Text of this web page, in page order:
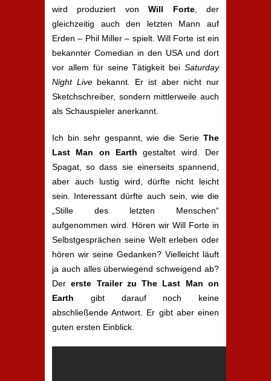
wird produziert vonWill Forte, der
gleichzeitig auch den letzten Mann auf
Erden – Phil Miller – spielt. Will Forte ist ein
bekannter Comedian in den USA und dort
vor allem für seine Tätigkeit bei Saturday
Night Livebekannt. Er ist aber nicht nur
Sketchschreiber, sondern mittlerweile auch
als Schauspieler anerkannt.
Ich bin sehr gespannt, wie die Serie The
Last Man on Earth gestaltet wird. Der
Spagat, so dass sie einerseits spannend,
aber auch lustig wird, dürfte nicht leicht
sein. Interessant dürfte auch sein, wie die
„Stille des letzten Menschen“
aufgenommen wird. Hören wir Will Forte in
Selbstgesprächen seine Welt erleben oder
hören wir seine Gedanken? Vielleicht läuft
ja auch alles überwiegend schweigend ab?
Dererste Trailer zu The Last Man on
Earth gibt darauf noch keine
abschließende Antwort. Er gibt aber einen
guten ersten Einblick.